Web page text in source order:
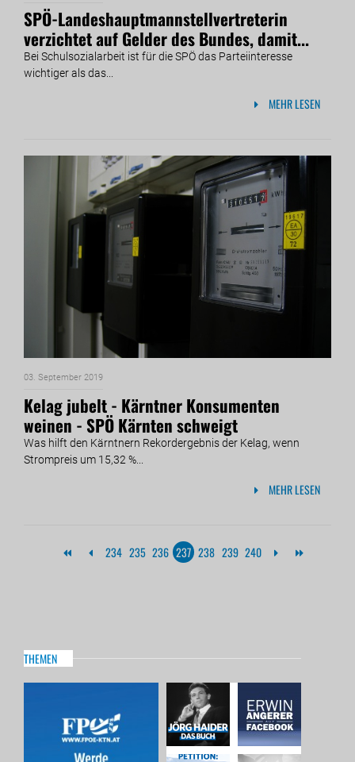
SPÖ-Landeshauptmannstellvertreterin
verzichtet auf Gelder des Bundes, damit...
Bei Schulsozialarbeit ist für die SPÖ das Parteiinteresse
wichtiger als das...
MEHR LESEN
03. September 2019
Kelag jubelt - Kärntner Konsumenten
weinen - SPÖ Kärnten schweigt
Was hilft den Kärntnern Rekordergebnis der Kelag, wenn
Strompreis um 15,32 %...
MEHR LESEN
234 235 236 237 238 239 240
THEMEN